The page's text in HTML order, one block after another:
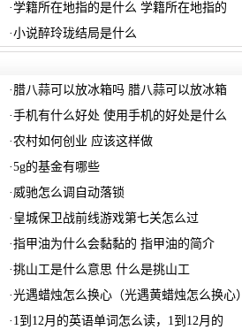
·学籍所在地指的是什么 学籍所在地指的
·小说醉玲珑结局是什么
· 腊八蒜可以放冰箱吗 腊八蒜可以放冰箱
·手机有什么好处 使用手机的好处是什么
·农村如何创业 应该这样做
·5g的基金有哪些
· 威驰怎么调自动落锁
· 皇城保卫战前线游戏第七关怎么过
·指甲油为什么会黏黏的 指甲油的简介
·挑山工是什么意思 什么是挑山工
·光遇蜡烛怎么换心（光遇黄蜡烛怎么换心）
· 1到12月的英语单词怎么读，1到12月的